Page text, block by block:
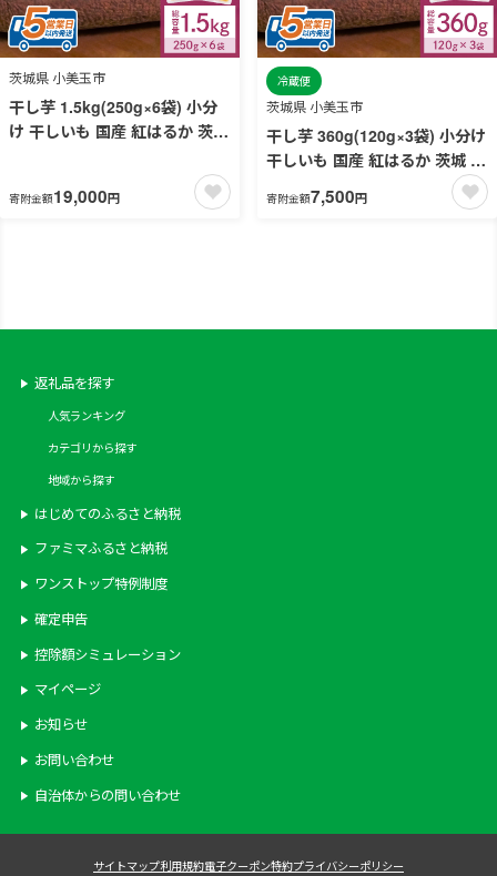
茨城県 小美玉市
干し芋 1.5kg(250g×6袋) 小分
け 干しいも 国産 紅はるか 茨城
イモ お芋 おいも おやつ お菓子
和菓子 和スイーツ ほしいも ほ
寄附金額19,000円
茨城県 小美玉市
冷蔵便
干し芋 360g(120g×3袋) 小分け
干しいも 国産 紅はるか 茨城 べ
にはるか さつまいも サツマイ
モ お芋 おいも おやつ お菓子
寄附金額7,500円
返礼品を探す
人気ランキング
カテゴリから探す
地域から探す
はじめてのふるさと納税
ファミマふるさと納税
ワンストップ特例制度
確定申告
控除額シミュレーション
マイページ
お知らせ
お問い合わせ
自治体からの問い合わせ
サイトマップ利用規約電子クーポン特約プライバシーポリシー